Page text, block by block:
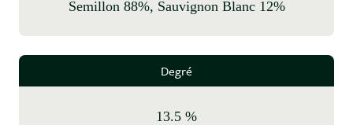
Semillon 88%, Sauvignon Blanc 12%
Degré
13.5 %